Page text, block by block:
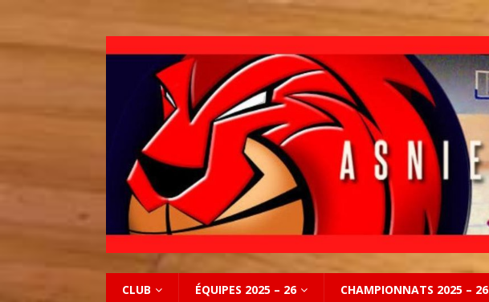
CLUB ÉQUIPES 2025 – 26 CHAMPIONNATS 2025 – 26